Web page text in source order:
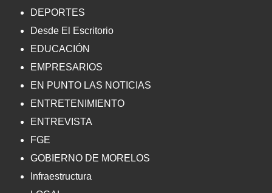
DEPORTES
Desde El Escritorio
EDUCACIÓN
EMPRESARIOS
EN PUNTO LAS NOTICIAS
ENTRETENIMIENTO
ENTREVISTA
FGE
GOBIERNO DE MORELOS
Infraestructura